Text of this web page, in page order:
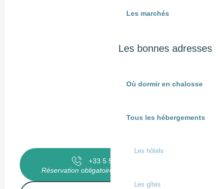
Les marchés
Les bonnes adresses
Où dormir en chalosse
Tous les hébergements
Les hôtels
Les gîtes
+33 5 58 98 58
Réservation obligatoire à l'office de tourisme